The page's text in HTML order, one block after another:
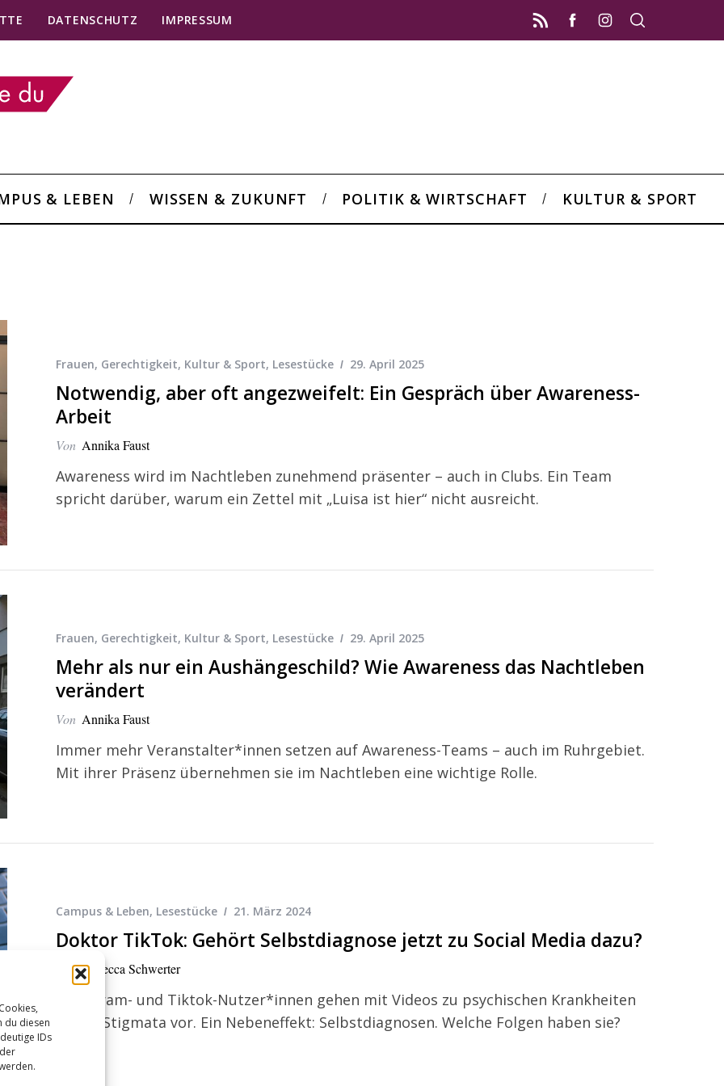
du diesen
IDs
DATENSCHUTZ IMPRESSUM
& LEBEN WISSEN & ZUKUNFT POLITIK & WIRTSCHAFT KULTUR & SPORT
Frauen, Gerechtigkeit, Kultur & Sport, Lesestücke 29. April 2025
Notwendig, aber oft angezweifelt: Ein Gespräch über Awareness-
Arbeit
Von Annika Faust
Awareness wird im Nachtleben zunehmend präsenter – auch in Clubs. Ein Team
spricht darüber, warum ein Zettel mit „Luisa ist hier“ nicht ausreicht.
Frauen, Gerechtigkeit, Kultur & Sport, Lesestücke 29. April 2025
Mehr als nur ein Aushängeschild? Wie Awareness das Nachtleben
verändert
Von Annika Faust
Immer mehr Veranstalter*innen setzen auf Awareness-Teams – auch im Ruhrgebiet.
Mit ihrer Präsenz übernehmen sie im Nachtleben eine wichtige Rolle.
Campus & Leben, Lesestücke 21. März 2024
Doktor TikTok: Gehört Selbstdiagnose jetzt zu Social Media dazu?
Von Rebecca Schwerter
Instagram- und Tiktok-Nutzer*innen gehen mit Videos zu psychischen Krankheiten
gegen Stigmata vor. Ein Nebeneffekt: Selbstdiagnosen. Welche Folgen haben sie?